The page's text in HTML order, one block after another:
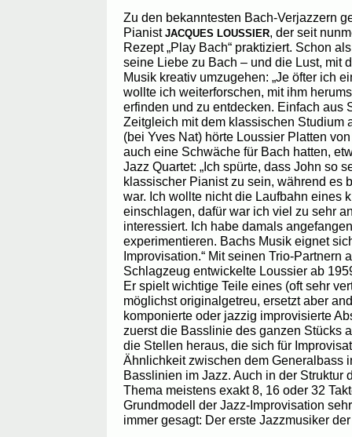
Zu den bekanntesten Bach-Verjazzern
Pianist JACQUES LOUSSIER, der seit
Rezept „Play Bach“ praktiziert. Schon
seine Liebe zu Bach – und die Lust, mit
Musik kreativ umzugehen: „Je öfter ich
wollte ich weiterforschen, mit ihm
erfinden und zu entdecken. Einfach aus
Zeitgleich mit dem klassischen Studium
(bei Yves Nat) hörte Loussier Platten
auch eine Schwäche für Bach hatten,
Jazz Quartet: „Ich spürte, dass John so
klassischer Pianist zu sein, während es
war. Ich wollte nicht die Laufbahn eines
einschlagen, dafür war ich viel zu sehr
interessiert. Ich habe damals
experimentieren. Bachs Musik eignet
Improvisation.“ Mit seinen Trio-Partnern
Schlagzeug entwickelte Loussier ab
Er spielt wichtige Teile eines (oft sehr
möglichst originalgetreu, ersetzt aber
komponierte oder jazzig improvisierte
zuerst die Basslinie des ganzen Stücks
die Stellen heraus, die sich für
Ähnlichkeit zwischen dem Generalbass
Basslinien im Jazz. Auch in der Struktur
Thema meistens exakt 8, 16 oder 32
Grundmodell der Jazz-Improvisation
immer gesagt: Der erste Jazzmusiker